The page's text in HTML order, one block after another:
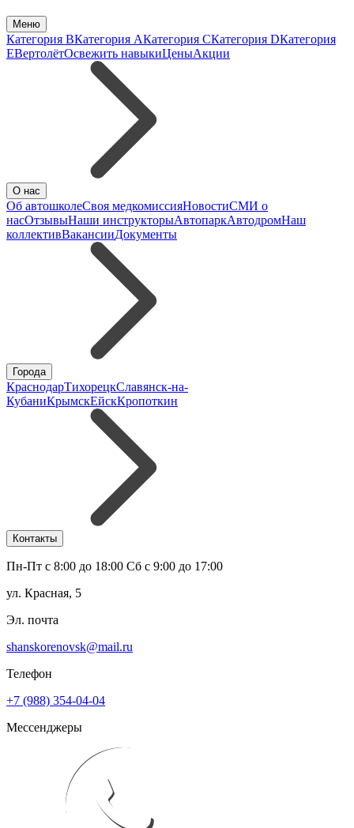
Меню
Категория BКатегория AКатегория CКатегория DКатегория
EВертолётОсвежить навыкиЦеныАкции
О нас
Об автошколеСвоя медкомиссияНовостиСМИ о
насОтзывыНаши инструкторыАвтопаркАвтодромНаш
коллективВакансииДокументы
Города
КраснодарТихорецкСлавянск-на-
КубаниКрымскЕйскКропоткин
Контакты
Пн-Пт с 8:00 до 18:00 Сб с 9:00 до 17:00
ул. Красная, 5
Эл. почта
shanskorenovsk@mail.ru
Телефон
+7 (988) 354-04-04
Мессенджеры